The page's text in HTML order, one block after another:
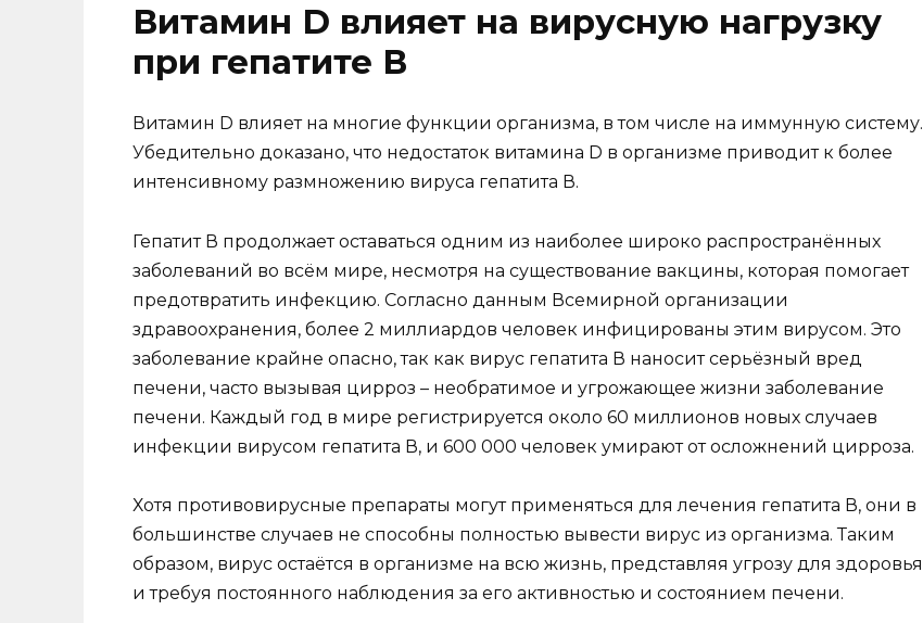
Витамин D влияет на вирусную нагрузку
при гепатите В
Витамин D влияет на многие функции организма, в том числе на иммунную систему.
Убедительно доказано, что недостаток витамина D в организме приводит к более
интенсивному размножению вируса гепатита В.
Гепатит В продолжает оставаться одним из наиболее широко распространённых
заболеваний во всём мире, несмотря на существование вакцины, которая помогает
предотвратить инфекцию. Согласно данным Всемирной организации
здравоохранения, более 2 миллиардов человек инфицированы этим вирусом. Это
заболевание крайне опасно, так как вирус гепатита В наносит серьёзный вред
печени, часто вызывая цирроз – необратимое и угрожающее жизни заболевание
печени. Каждый год в мире регистрируется около 60 миллионов новых случаев
инфекции вирусом гепатита В, и 600 000 человек умирают от осложнений цирроза.
Хотя противовирусные препараты могут применяться для лечения гепатита В, они в
большинстве случаев не способны полностью вывести вирус из организма. Таким
образом, вирус остаётся в организме на всю жизнь, представляя угрозу для здоровья
и требуя постоянного наблюдения за его активностью и состоянием печени.